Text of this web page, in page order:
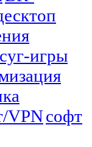
игры
VPNсофт